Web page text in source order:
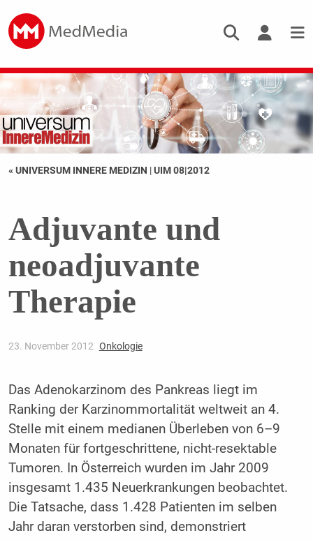
« UNIVERSUM INNERE MEDIZIN |UIM 08|2012
Adjuvante und
neoadjuvante
Therapie
23. November 2012 Onkologie
Das Adenokarzinom des Pankreas liegt im
Ranking der Karzinommortalität weltweit an 4.
Stelle mit einem medianen Überleben von 6–9
Monaten für fortgeschrittene, nicht-resektable
Tumoren. In Österreich wurden im Jahr 2009
insgesamt 1.435 Neuerkrankungen beobachtet.
Die Tatsache, dass 1.428 Patienten im selben
Jahr daran verstorben sind, demonstriert